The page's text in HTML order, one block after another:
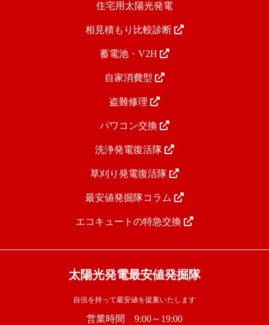
住宅用太陽光発電
相見積もり比較診断
蓄電池・V2H
自家消費型
盗難修理
パワコン交換
洗浄発電復活隊
草刈り発電復活隊
最安値発掘隊コラム
エコキュートの特急交換
太陽光発電最安値発掘隊
自信を持って最安値を提案いたします
営業時間 9:00～19:00